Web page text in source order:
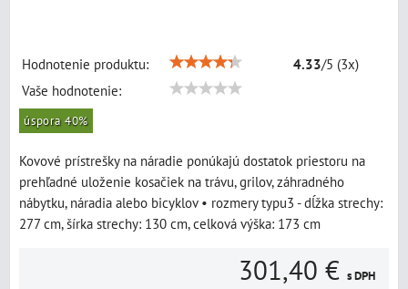
Hodnotenie produktu: 4.33/5 (3x)
Vaše hodnotenie:
úspora 40%
Kovové prístrešky na náradie ponúkajú dostatok priestoru na
prehľadné uloženie kosačiek na trávu, grilov, záhradného
nábytku, náradia alebo bicyklov • rozmery typu3 - dĺžka strechy:
277 cm, šírka strechy: 130 cm, celková výška: 173 cm
301,40 € s DPH